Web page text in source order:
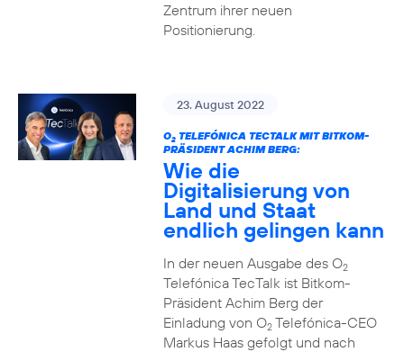
Zentrum ihrer neuen
Positionierung.
23. August 2022
O2TELEFÓNICA TECTALK MIT BITKOM-
PRÄSIDENT ACHIM BERG:
Wie die
Digitalisierung von
Land und Staat
endlich gelingen kann
In der neuen Ausgabe des O2
Telefónica TecTalk ist Bitkom-
Präsident Achim Berg der
Einladung von O2Telefónica-CEO
Markus Haas gefolgt und nach